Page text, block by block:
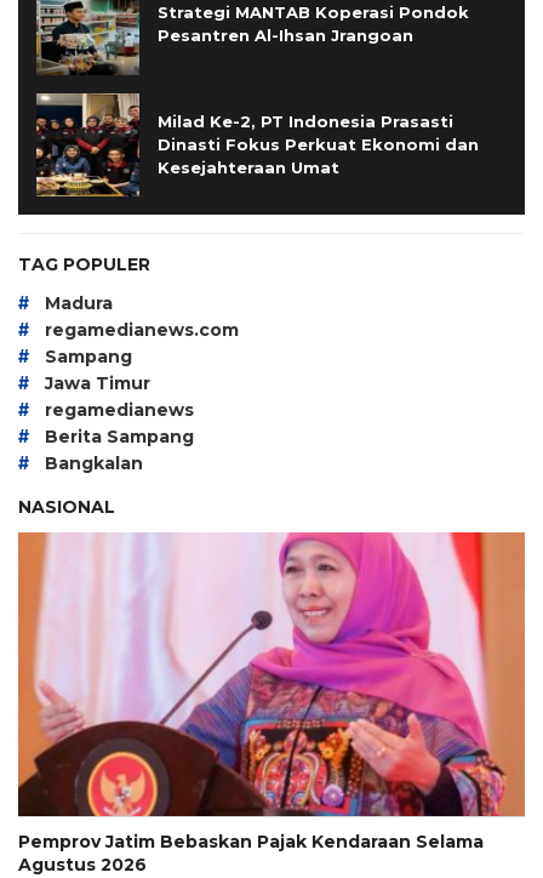
Strategi MANTAB Koperasi Pondok
Pesantren Al-Ihsan Jrangoan
Milad Ke-2, PT Indonesia Prasasti
Dinasti Fokus Perkuat Ekonomi dan
Kesejahteraan Umat
TAG POPULER
# Madura
# regamedianews.com
# Sampang
# Jawa Timur
# regamedianews
# Berita Sampang
#
Bangkalan
NASIONAL
Pemprov Jatim Bebaskan Pajak Kendaraan Selama
Agustus 2026